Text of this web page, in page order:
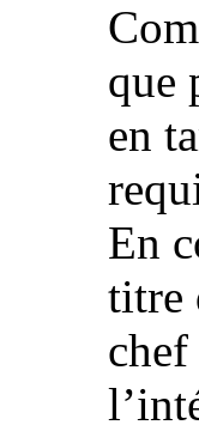
que
en
En
titre